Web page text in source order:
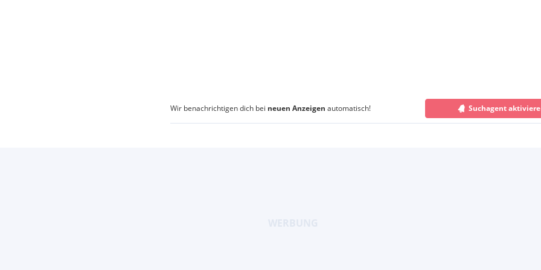
Wir benachrichtigen dich bei neuen Anzeigen automatisch! Suchagent